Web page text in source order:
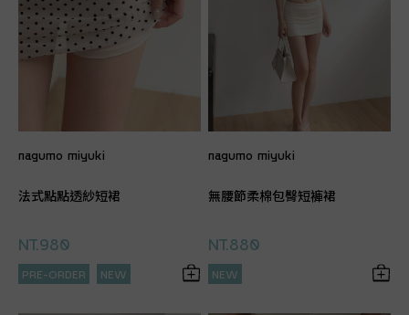
nagumo miyuki
法式點點透紗短裙
NT.980
PRE-ORDER NEW
nagumo miyuki
無腰節柔棉包臀短褲裙
NT.880
NEW